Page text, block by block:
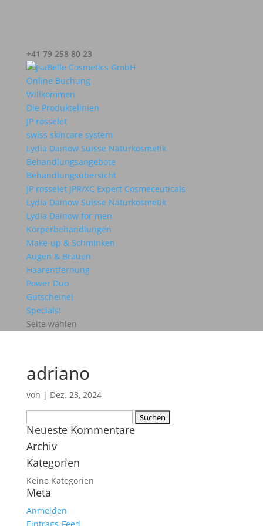
+41 79 258 80 23
Online Buchung
Willkommen
Die Produktelinien
JP rosselet
swiss skincare system
Lydia Daïnow Suisse Naturkosmetik
Behandlungsangebote
Behandlungsübersicht
JP rosselet JPR/XC Expert Cosmeceuticals
Lydia Daïnow Suisse Naturkosmetik
Lydia Daïnow for men
Körperbehandlungen
Make-up & Schminken
Augen & Brauen
Haarentfernung
Power Duo
Gutscheine!
Specials!
Seite wählen
adriano
von | Dez. 23, 2024
nach:
Neueste Kommentare
Archiv
Kategorien
Keine Kategorien
Meta
Anmelden